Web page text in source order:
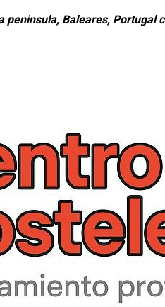
peninsula, Baleares,